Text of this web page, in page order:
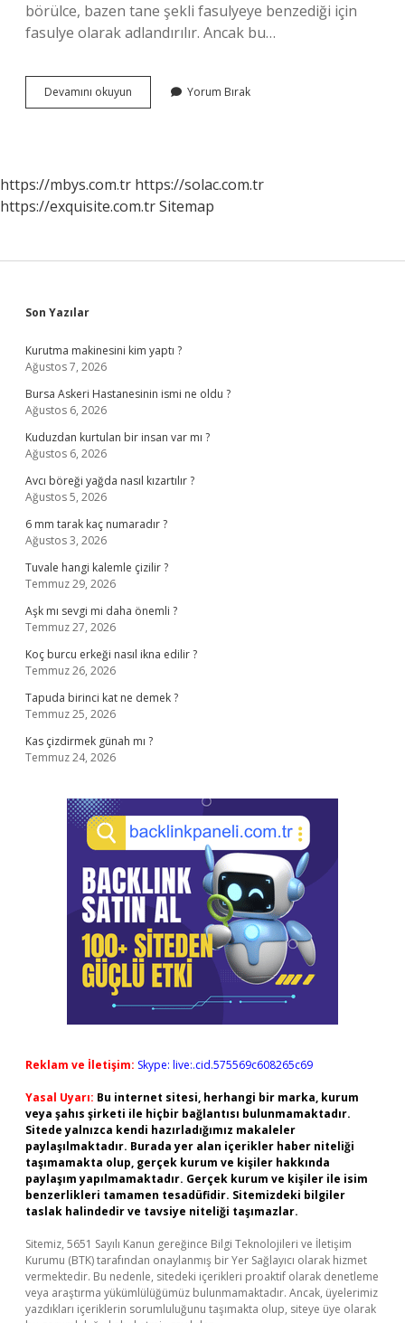
börülce, bazen tane şekli fasulyeye benzediği için
fasulye olarak adlandırılır. Ancak bu…
Devamını okuyun
Ne
Yorum Bırak
https://mbys.com.tr https://solac.com.tr
https://exquisite.com.trSitemap
Sidebar
Son Yazılar
Kurutma makinesini kim yaptı ?
Ağustos 7, 2026
Bursa Askeri Hastanesinin ismi ne oldu ?
Ağustos 6, 2026
Kuduzdan kurtulan bir insan var mı ?
Ağustos 6, 2026
Avcı böreği yağda nasıl kızartılır ?
Ağustos 5, 2026
6 mm tarak kaç numaradır ?
Ağustos 3, 2026
Tuvale hangi kalemle çizilir ?
Temmuz 29, 2026
Aşk mı sevgi mi daha önemli ?
Temmuz 27, 2026
Koç burcu erkeği nasıl ikna edilir ?
Temmuz 26, 2026
Tapuda birinci kat ne demek ?
Temmuz 25, 2026
Kas çizdirmek günah mı ?
Temmuz 24, 2026
Reklam ve İletişim: Skype: live:.cid.575569c608265c69
Yasal Uyarı: Bu internet sitesi, herhangi bir marka, kurum
veya şahıs şirketi ile hiçbir bağlantısı bulunmamaktadır.
Sitede yalnızca kendi hazırladığımız makaleler
paylaşılmaktadır. Burada yer alan içerikler haber niteliği
taşımamakta olup, gerçek kurum ve kişiler hakkında
paylaşım yapılmamaktadır. Gerçek kurum ve kişiler ile isim
benzerlikleri tamamen tesadüfidir. Sitemizdeki bilgiler
taslak halindedir ve tavsiye niteliği taşımazlar.
Sitemiz, 5651 Sayılı Kanun gereğince Bilgi Teknolojileri ve İletişim
Kurumu (BTK) tarafından onaylanmış bir Yer Sağlayıcı olarak hizmet
vermektedir. Bu nedenle, sitedeki içerikleri proaktif olarak denetleme
veya araştırma yükümlülüğümüz bulunmamaktadır. Ancak, üyelerimiz
yazdıkları içeriklerin sorumluluğunu taşımakta olup, siteye üye olarak